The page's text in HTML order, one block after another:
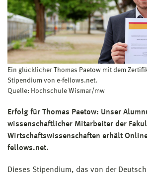
Ein glücklicher Thomas Paetow mit dem
Stipendium von e-fellows.net.
Quelle: Hochschule Wismar/mw
Erfolg für Thomas Paetow: Unser
wissenschaftlicher Mitarbeiter der
Wirtschaftswissenschaften erhält
fellows.net.
Dieses Stipendium, das von der